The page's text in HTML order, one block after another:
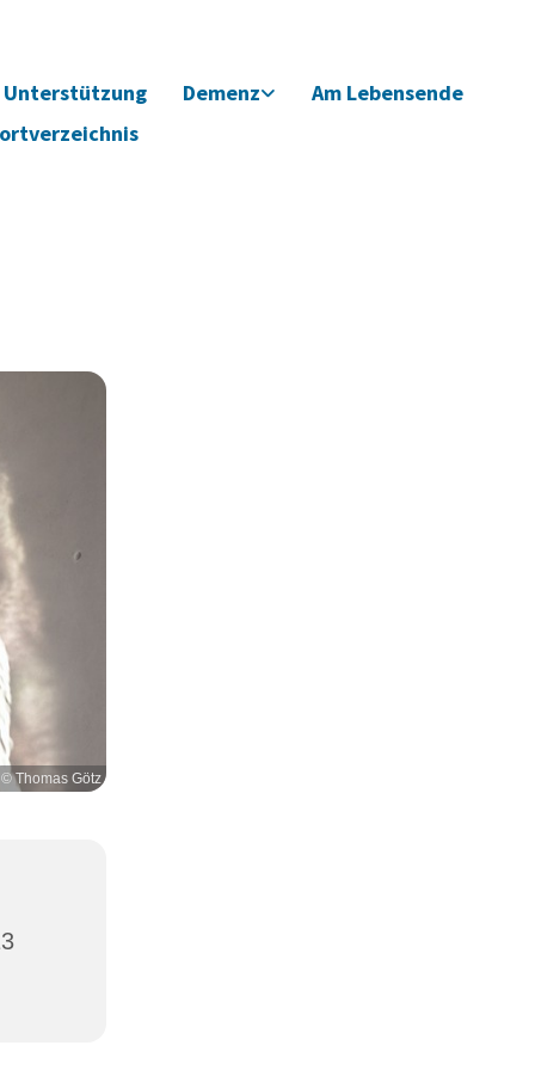
Unterstützung Demenz
Am Lebensende
© Thomas Götz